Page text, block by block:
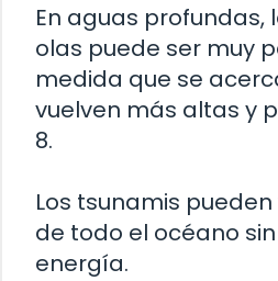
En aguas profundas,
olas puede ser muy
medida que se
vuelven más altas y
8.
Los tsunamis
de todo el océano
energía.